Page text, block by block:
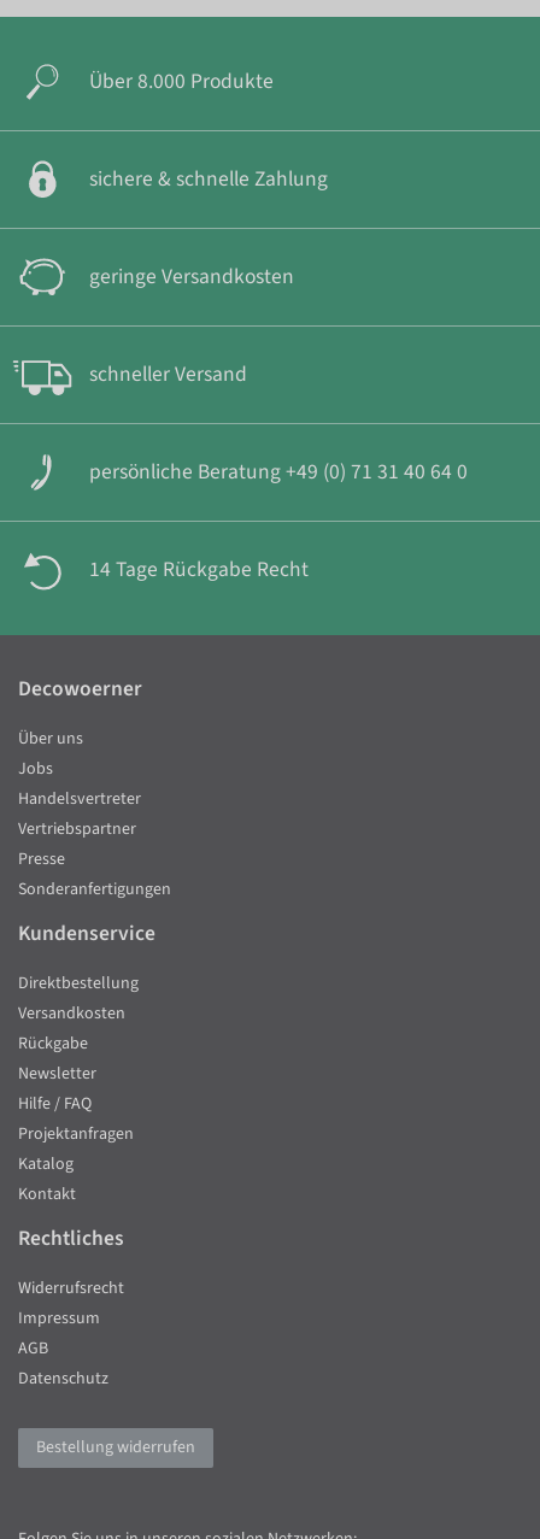
Über 8.000 Produkte
sichere & schnelle Zahlung
geringe Versandkosten
schneller Versand
persönliche Beratung +49 (0) 71 31 40 64 0
14 Tage Rückgabe Recht
Decowoerner
Über uns
Jobs
Handelsvertreter
Vertriebspartner
Presse
Sonderanfertigungen
Kundenservice
Direktbestellung
Versandkosten
Rückgabe
Newsletter
Hilfe / FAQ
Projektanfragen
Katalog
Kontakt
Rechtliches
Widerrufsrecht
Impressum
AGB
Datenschutz
Bestellung widerrufen